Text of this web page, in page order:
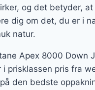
og det betyder, at
dig om det, du er i
natur.
Apex 8000 Down
i prisklassen pris fra
den bedste